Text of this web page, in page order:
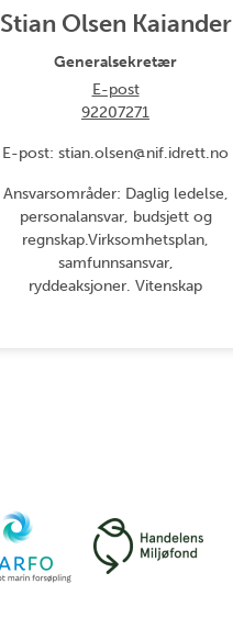
Stian Olsen Kaiander
Generalsekretær
E-post
92207271
E-post: stian.olsen@nif.idrett.no
Ansvarsområder: Daglig ledelse,
personalansvar, budsjett og
regnskap.Virksomhetsplan,
samfunnsansvar,
ryddeaksjoner. Vitenskap